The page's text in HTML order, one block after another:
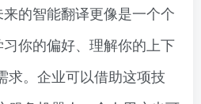
的智能翻译更像是一个个
习你的偏好、理解你的上下
求。企业可以借助这项技